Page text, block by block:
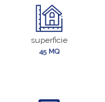
superficie
45 MQ